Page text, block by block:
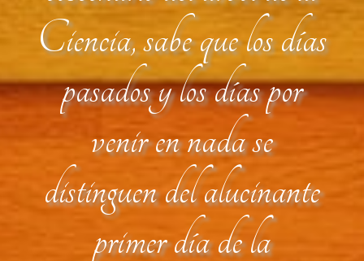
Ciencia, sabe que los días
pasados y los días por
venir en nada se
distinguen del alucinante
primer día de la